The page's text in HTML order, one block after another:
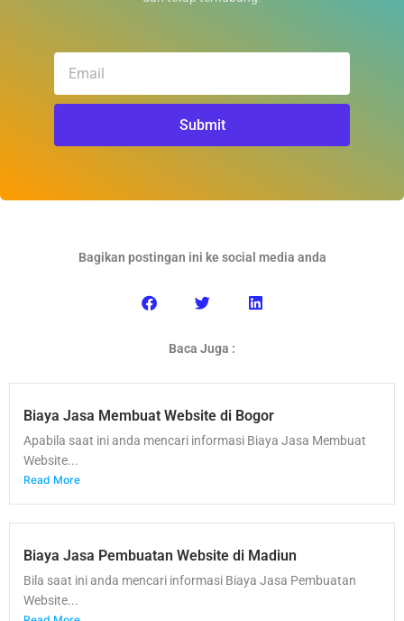
Submit
Bagikan postingan ini ke social media anda
Baca Juga :
Biaya Jasa Membuat Website di Bogor
Apabila saat ini anda mencari informasi Biaya Jasa Membuat
Website...
Read More
Biaya Jasa Pembuatan Website di Madiun
Bila saat ini anda mencari informasi Biaya Jasa Pembuatan
Website...